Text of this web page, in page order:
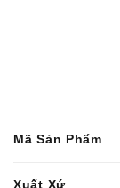
Mã Sản Phẩm
Xuất Xứ